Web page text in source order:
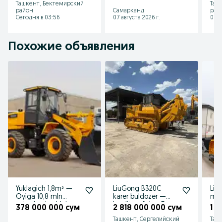
Ташкент, Бектемирский
район
Сегодня в 03:56
Самарканд
07 августа 2026 г.
07
Похожие объявления
Yuklagich 1,8m³ —
Oyiga 10,8 mln
so‘mdan boshlab
378 000 000 сум
LiuGong B320C
karer buldozer —
kredit va lizing 5
2 818 000 000 сум
Ташкент, Сергелийский
1